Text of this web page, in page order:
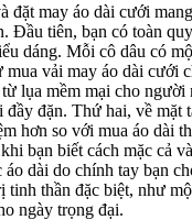
đặt may áo dài cưới
Đầu tiên, bạn có toàn
dáng. Mỗi cô dâu có
vải may áo dài cưới
lụa mềm mại cho người
đầy đặn. Thứ hai, về mặt
hơn so với mua áo dài
bạn biết cách mặc cả
dài do chính tay bạn
tinh thần đặc biệt, như
ngày trọng đại.